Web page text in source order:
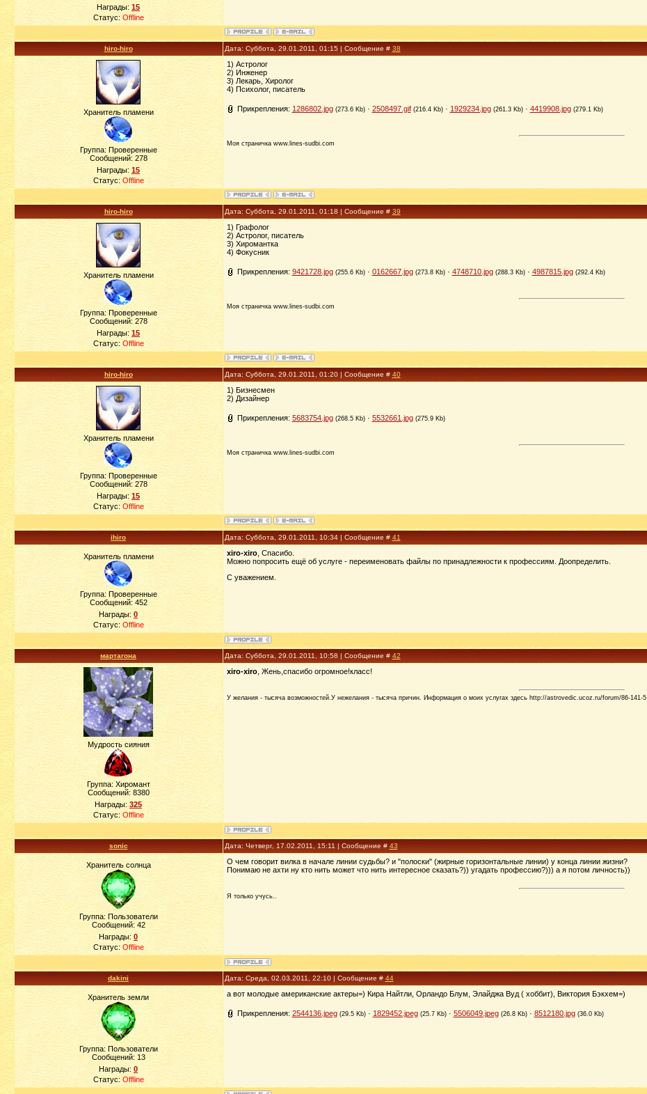
Награды:15
Статус: Offline
hiro-hiro Дата: Суббота, 29.01.2011, 01:15 | Сообщение # 38
Хранитель пламени
Группа: Проверенные
Сообщений:278
Награды:15
Статус: Offline
1) Астролог
2) Инженер
3) Лекарь, Хиролог
4) Психолог, писатель
Прикрепления: 1286802.jpg (273.6 Kb) · 2508497.gif (216.4 Kb) · 1929234.jpg (261.3 Kb) · 4419908.jpg (279.1 Kb)
Моя страничка www.lines-sudbi.com
hiro-hiro Дата: Суббота, 29.01.2011, 01:18 | Сообщение # 39
Хранитель пламени
Группа: Проверенные
Сообщений:278
Награды:15
Статус: Offline
1) Графолог
2) Астролог, писатель
3) Хиромантка
4) Фокусник
Прикрепления: 9421728.jpg (255.6 Kb) · 0162667.jpg (273.8 Kb) · 4748710.jpg (288.3 Kb) · 4987815.jpg (292.4 Kb)
Моя страничка www.lines-sudbi.com
hiro-hiro Дата: Суббота, 29.01.2011, 01:20 | Сообщение # 40
Хранитель пламени
Группа: Проверенные
Сообщений:278
Награды:15
Статус: Offline
1) Бизнесмен
2) Дизайнер
Прикрепления: 5683754.jpg (268.5 Kb) · 5532661.jpg (275.9 Kb)
Моя страничка www.lines-sudbi.com
ihiro Дата: Суббота, 29.01.2011, 10:34 | Сообщение # 41
Хранитель пламени
Группа: Проверенные
Сообщений:452
Награды:0
Статус: Offline
xiro-xiro, Спасибо.
Можно попросить ещё об услуге - переименовать файлы по принадлежности к профессиям. Доопределить.
С уважением.
мартагона Дата: Суббота, 29.01.2011, 10:58 | Сообщение # 42
Мудрость сияния
Группа: Хиромант
Сообщений: 8380
Награды:325
Статус: Offline
xiro-xiro, Жень,спасибо огромное!класс!
У желания - тысяча возможностей.У нежелания - тысяча причин. Информация о моих услугах здесь http://astrovedic.ucoz.ru/forum/86-141-5
sonic Дата: Четверг, 17.02.2011, 15:11 | Сообщение # 43
Хранитель солнца
Группа: Пользователи
Сообщений:42
Награды: 0
Статус: Offline
О чем говорит вилка в начале линии судьбы? и "полоски" (жирные горизонтальные линии) у конца линии жизни?
Понимаю не ахти ну кто нить может что нить интересное сказать?)) угадать профессию?))) а я потом личность))
Я только учусь..
dakini Дата: Среда, 02.03.2011, 22:10 | Сообщение # 44
Хранитель земли
Группа: Пользователи
Сообщений:13
Награды: 0
Статус: Offline
а вот молодые американские актеры=) Кира Найтли, Орландо Блум, Элайджа Вуд ( хоббит), Виктория Бэкхем=)
Прикрепления: 2544136.jpeg (29.5 Kb) · 1829452.jpeg (25.7 Kb) · 5506049.jpeg (26.8 Kb) · 8512180.jpg (36.0 Kb)